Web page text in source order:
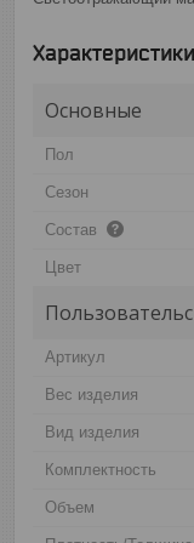
Характеристики
Основные
Пол
Сезон
Состав
Цвет
Артикул
Вес изделия
Вид изделия
Комплектность
Объем